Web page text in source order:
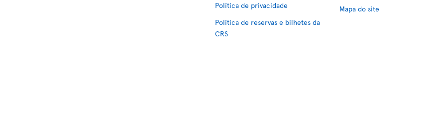
Política de privacidade
Política de reservas e bilhetes da
CRS
Mapa do site